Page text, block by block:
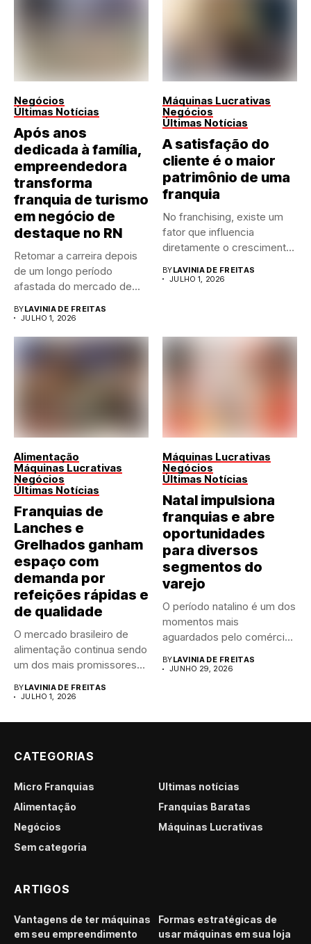
Negócios
Últimas Notícias
Após anos
dedicada à família,
empreendedora
transforma
franquia de turismo
em negócio de
destaque no RN
Retomar a carreira depois
de um longo período
afastada do mercado de...
BYLAVINIA DE FREITAS
JULHO 1, 2026
Máquinas Lucrativas
Negócios
Últimas Notícias
A satisfação do
cliente é o maior
patrimônio de uma
franquia
No franchising, existe um
fator que influencia
diretamente o crescimento
BYLAVINIA DE FREITAS
JULHO 1, 2026
Alimentação
Máquinas Lucrativas
Negócios
Últimas Notícias
Franquias de
Lanches e
Grelhados ganham
espaço com
demanda por
refeições rápidas e
de qualidade
O mercado brasileiro de
alimentação continua sendo
um dos mais promissores
BYLAVINIA DE FREITAS
JULHO 1, 2026
Máquinas Lucrativas
Negócios
Últimas Notícias
Natal impulsiona
franquias e abre
oportunidades
para diversos
segmentos do
varejo
O período natalino é um dos
momentos mais
aguardados pelo comércio
BYLAVINIA DE FREITAS
JUNHO 29, 2026
CATEGORIAS
Micro Franquias
Últimas notícias
Alimentação
Franquias Baratas
Negócios
Máquinas Lucrativas
Sem categoria
ARTIGOS
Vantagens de ter máquinas
em seu empreendimento
Formas estratégicas de
usar máquinas em sua loja